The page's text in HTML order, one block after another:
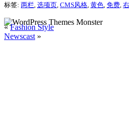
标签: 两栏 选项页 CMS风格 黄色 免费
«Fashion Style
Newscast »